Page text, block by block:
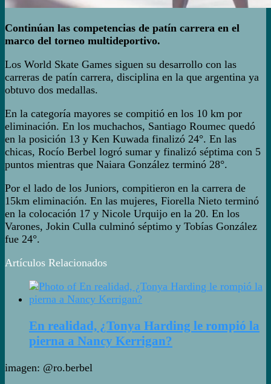
Continúan las competencias de patín carrera en el
marco del torneo multideportivo.
Los World Skate Games siguen su desarrollo con las
carreras de patín carrera, disciplina en la que argentina ya
obtuvo dos medallas.
En la categoría mayores se compitió en los 10 km por
eliminación. En los muchachos, Santiago Roumec quedó
en la posición 13 y Ken Kuwada finalizó 24°. En las
chicas, Rocío Berbel logró sumar y finalizó séptima con 5
puntos mientras que Naiara González terminó 28°.
Por el lado de los Juniors, compitieron en la carrera de
15km eliminación. En las mujeres, Fiorella Nieto terminó
en la colocación 17 y Nicole Urquijo en la 20. En los
Varones, Jokin Culla culminó séptimo y Tobías González
fue 24°.
Artículos Relacionados
En realidad, ¿Tonya Harding le rompió la
pierna a Nancy Kerrigan?
imagen: @ro.berbel